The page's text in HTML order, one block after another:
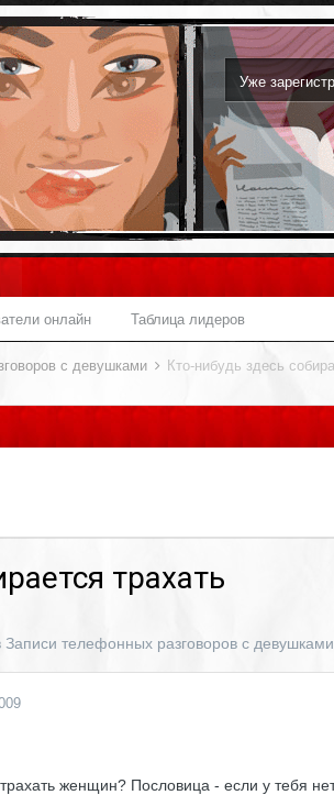
Уже
онлайн Таблица лидеров
с девушками Кто-нибудь здесь
трахать
Записи телефонных разговоров с девушками
женщин? Пословица - если у тебя